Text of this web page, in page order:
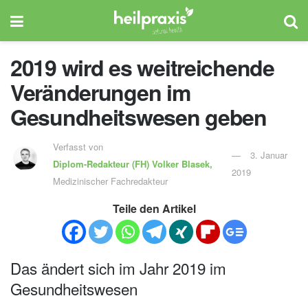
2019 wird es weitreichende
Veränderungen im
Gesundheitswesen geben
Verfasst von
Diplom-Redakteur (FH)Volker Blasek,
Medizinischer Fachredakteur
3. Januar
2019
Teile den Artikel
Das ändert sich im Jahr 2019 im
Gesundheitswesen